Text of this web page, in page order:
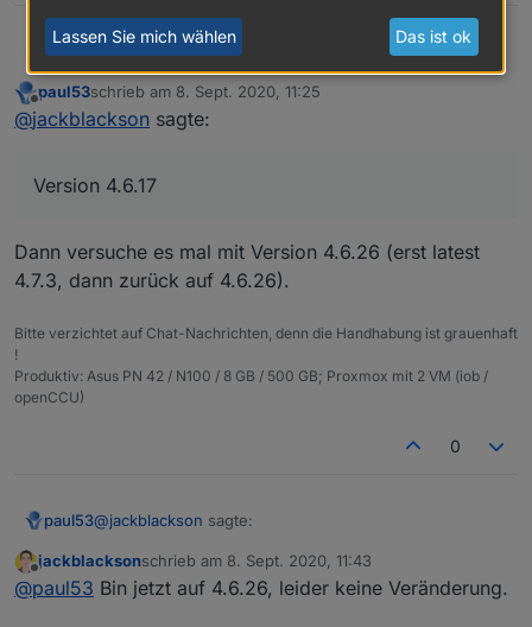
schedule('* * * * *', function() {
request(url, function(err, response,
        let arr = JSON.parse(json).warnstufen;
        let msg = '';
        }
    });
@jackblacksonsagte in
Corona-Ampel Österreich in VIS
anzeigen:
bekomme dann folgende Fehler:
Welche Version des JS-Adapters ?
jackblackson@paul53Version 4.6.17
Offline
paul53schrieb am 8. Sept. 2020, 11:25
zuletzt editiert von
@jackblackson sagte:
Version 4.6.17
Dann versuche es mal mit Version 4.6.26 (erst latest
4.7.3, dann zurück auf 4.6.26).
Bitte verzichtet auf Chat-Nachrichten, denn die Handhabung ist grauenhaft
!
Produktiv: Asus PN 42 / N100 / 8 GB / 500 GB; Proxmox mit 2 VM (iob /
openCCU)
0
paul53@jackblackson sagte:
Version 4.6.17
Offline
jackblacksonschrieb am 8. Sept. 2020, 11:43
zuletzt editiert von
@paul53 Bin jetzt auf 4.6.26, leider keine Veränderung.
Lassen Sie mich wählen Das ist ok